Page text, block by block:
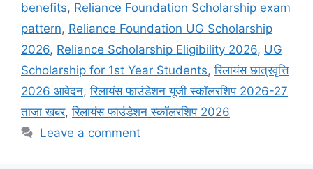
benefits, Reliance Foundation Scholarship exam
pattern, Reliance Foundation UG Scholarship
2026, Reliance Scholarship Eligibility 2026, UG
Scholarship for 1st Year Students,रिलायंस छात्रवृत्ति
2026 आवेदन,रिलायंस फाउंडेशन यूजी स्कॉलरशिप 2026-27
ताजा खबर,रिलायंस फाउंडेशन स्कॉलरशिप 2026
Leave a comment